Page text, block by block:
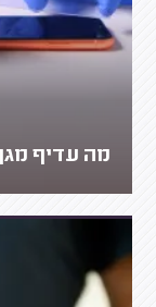
מה עדיף מגן